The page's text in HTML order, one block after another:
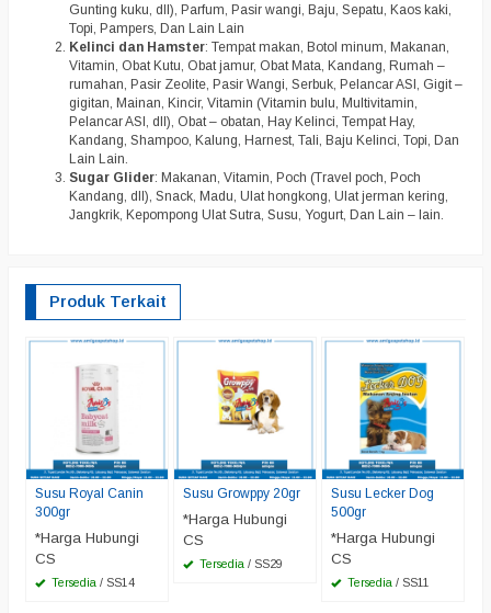
Gunting kuku, dll), Parfum, Pasir wangi, Baju, Sepatu, Kaos kaki,
Topi, Pampers, Dan Lain Lain
Kelinci dan Hamster: Tempat makan, Botol minum, Makanan,
Vitamin, Obat Kutu, Obat jamur, Obat Mata, Kandang, Rumah –
rumahan, Pasir Zeolite, Pasir Wangi, Serbuk, Pelancar ASI, Gigit –
gigitan, Mainan, Kincir, Vitamin (Vitamin bulu, Multivitamin,
Pelancar ASI, dll), Obat – obatan, Hay Kelinci, Tempat Hay,
Kandang, Shampoo, Kalung, Harnest, Tali, Baju Kelinci, Topi, Dan
Lain Lain.
Sugar Glider: Makanan, Vitamin, Poch (Travel poch, Poch
Kandang, dll), Snack, Madu, Ulat hongkong, Ulat jerman kering,
Jangkrik, Kepompong Ulat Sutra, Susu, Yogurt, Dan Lain – lain.
Produk Terkait
Susu Royal Canin
300gr
*Harga Hubungi
CS
Tersedia / SS14
Susu Growppy 20gr
*Harga Hubungi
CS
Tersedia / SS29
Susu Lecker Dog
500gr
*Harga Hubungi
CS
Tersedia / SS11